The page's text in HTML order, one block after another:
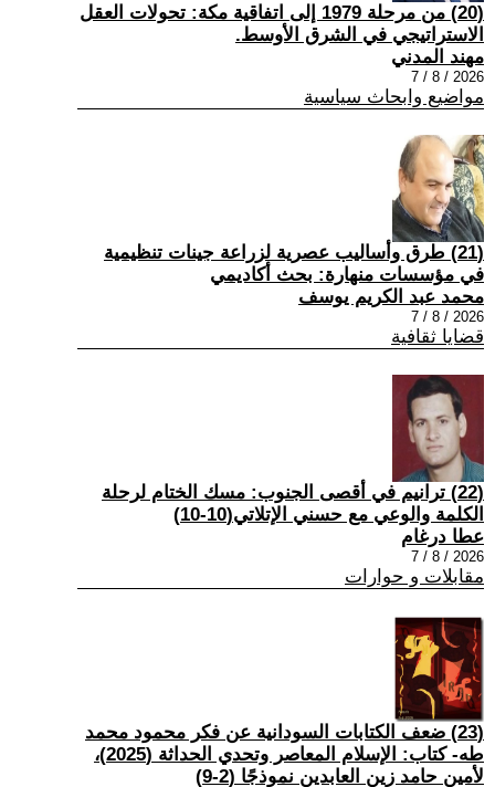
(20) من مرحلة 1979 إلى اتفاقية مكة: تحولات العقل
الاستراتيجي في الشرق الأوسط.
مهند المدني
2026 / 8 / 7
مواضيع وابحاث سياسية
(21) طرق وأساليب عصرية لزراعة جينات تنظيمية
في مؤسسات منهارة: بحث أكاديمي
محمد عبد الكريم يوسف
2026 / 8 / 7
قضايا ثقافية
(22) ترانيم في أقصى الجنوب: مسك الختام لرحلة
الكلمة والوعي مع حسني الإتلاتي(10-10)
عطا درغام
2026 / 8 / 7
مقابلات و حوارات
(23) ضعف الكتابات السودانية عن فكر محمود محمد
طه- كتاب: الإسلام المعاصر وتحدي الحداثة (2025)،
لأمين حامد زين العابدين نموذجًا (2-9)